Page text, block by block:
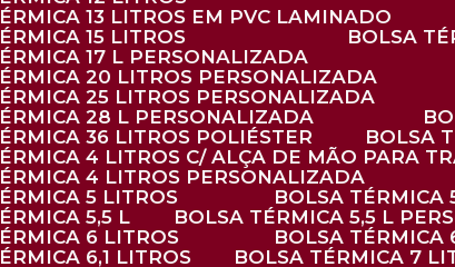
13 LITROS EM PVC LAMINADO
15 LITROS
BOLSA
17 L PERSONALIZADA
20 LITROS PERSONALIZADA
25 LITROS PERSONALIZADA
28 L PERSONALIZADA
36 LITROS POLIÉSTER
BOLSA
4 LITROS C/ ALÇA DE MÃO PARA
4 LITROS PERSONALIZADA
5 LITROS
BOLSA TÉRMICA
5,5 L
BOLSA TÉRMICA 5,5 L
6 LITROS
BOLSA
6,1 LITROS
BOLSA TÉRMICA 7